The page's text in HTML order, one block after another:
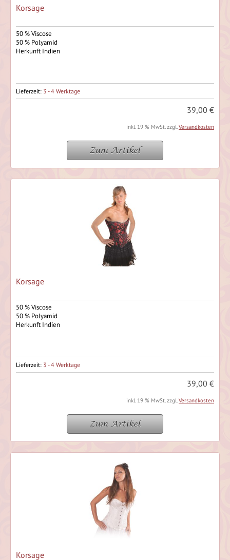
Korsage
50 % Viscose
50 % Polyamid
Herkunft Indien
Lieferzeit: 3 - 4 Werktage
39,00 €
inkl. 19 % MwSt. zzgl.Versandkosten
Zum Artikel
Korsage
50 % Viscose
50 % Polyamid
Herkunft Indien
Lieferzeit: 3 - 4 Werktage
39,00 €
inkl. 19 % MwSt. zzgl.Versandkosten
Zum Artikel
Korsage